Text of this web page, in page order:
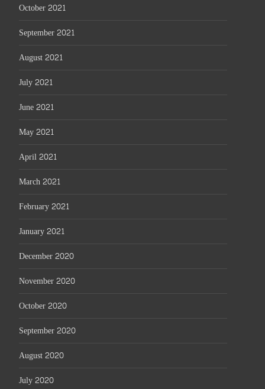
October 2021
September 2021
August 2021
July 2021
June 2021
May 2021
April 2021
March 2021
February 2021
January 2021
December 2020
November 2020
October 2020
September 2020
August 2020
July 2020